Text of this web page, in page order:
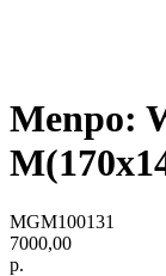
Menpo:
MGM100131
7000,00
р.